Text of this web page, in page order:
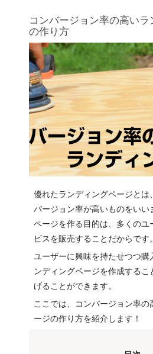
コンバージョン率の高い
の作り方
優れたランディングページとは
バージョン率が高いものをいい
ページを作る目的は、多くのユ
ビスを販売することだからです。
ユーザーに興味を持たせつつ購
ンディングページを作成するこ
げることができます。
ここでは、コンバージョン率
ージの作り方を紹介します！